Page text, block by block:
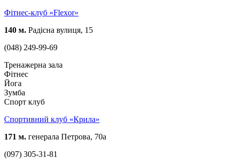
Фітнес-клуб «Flexor»
140 м. Радісна вулиця, 15
(048) 249-99-69
Тренажерна зала
Фітнес
Йога
Зумба
Спорт клуб
Спортивний клуб «Крила»
171 м. генерала Петрова, 70а
(097) 305-31-81